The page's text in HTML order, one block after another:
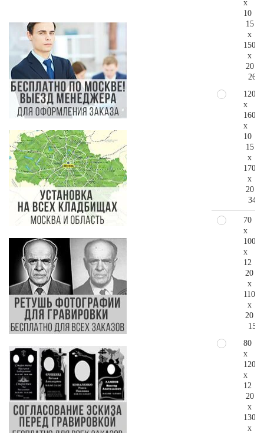
x
10
15
x
150
x
20
120
x
160
x
10
15
x
170
x
20
70
x
100
x
12
20
x
110
x
20
80
x
120
x
12
20
x
130
x